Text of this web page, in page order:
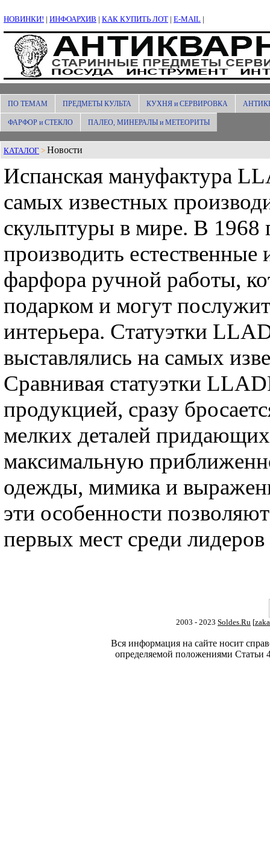
НОВИНКИ! | ИНФОАРХИВ | КАК КУПИТЬ ЛОТ | E-MAIL |
ПО ТЕМАМ ПРЕДМЕТЫ КУЛЬТА КУХНЯ и СЕРВИРОВКА
ФАРФОР и СТЕКЛО ПАЛЕО, МИНЕРАЛЫ и МЕТЕОРИТЫ
КАТАЛОГ > Новости
Испанская мануфактура
самых известных
скульптуры в мире. В 1968
производить
фарфора ручной работы,
подарком и могут
интерьера. Статуэтки
выставлялись на самых
Сравнивая статуэтки
продукцией, сразу
мелких деталей
максимальную
одежды, мимика и
эти особенности
первых мест среди
2003 - 2023 Soldes.Ru [
Вся информация на сайте носит
определяемой положениями Статьи